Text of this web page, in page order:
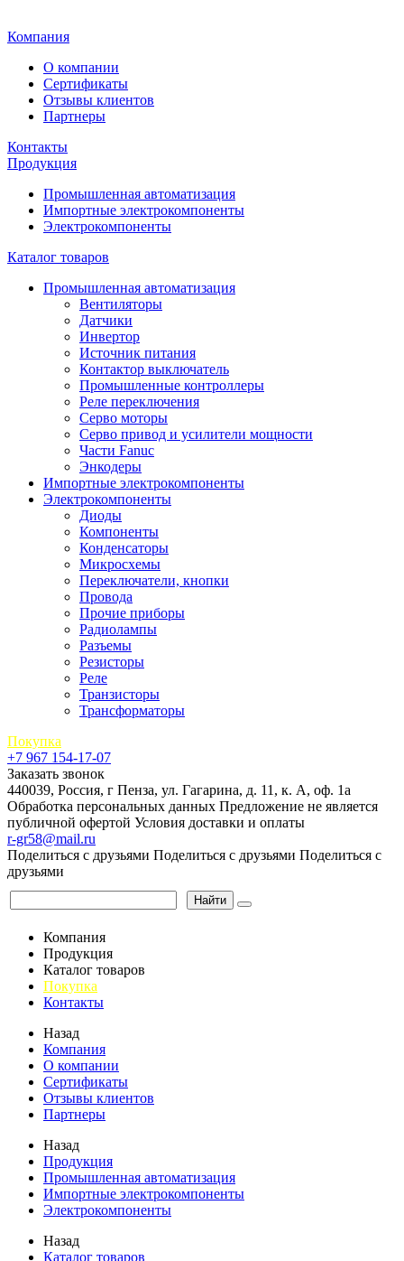
Компания
О компании
Сертификаты
Отзывы клиентов
Партнеры
Контакты
Продукция
Промышленная автоматизация
Импортные электрокомпоненты
Электрокомпоненты
Каталог товаров
Промышленная автоматизация
Вентиляторы
Датчики
Инвертор
Источник питания
Контактор выключатель
Промышленные контроллеры
Реле переключения
Серво моторы
Серво привод и усилители мощности
Части Fanuc
Энкодеры
Импортные электрокомпоненты
Электрокомпоненты
Диоды
Компоненты
Конденсаторы
Микросхемы
Переключатели, кнопки
Провода
Прочие приборы
Радиолампы
Разъемы
Резисторы
Реле
Транзисторы
Трансформаторы
Покупка
+7 967 154-17-07
Заказать звонок
440039, Россия, г Пенза, ул. Гагарина, д. 11, к. А, оф. 1а
Обработка персональных данных Предложение не является
публичной офертой Условия доставки и оплаты
r-gr58@mail.ru
Поделиться с друзьями Поделиться с друзьями Поделиться с
друзьями
Найти
Компания
Продукция
Каталог товаров
Покупка
Контакты
Назад
Компания
О компании
Сертификаты
Отзывы клиентов
Партнеры
Назад
Продукция
Промышленная автоматизация
Импортные электрокомпоненты
Электрокомпоненты
Назад
Каталог товаров